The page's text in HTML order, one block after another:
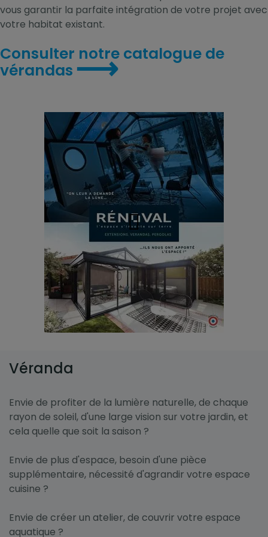
vous garantir la parfaite intégration de votre projet avec
votre habitat existant.
Consulter notre catalogue de
vérandas ⟶
Véranda
Envie de profiter de la lumière naturelle, de chaque
rayon de soleil, d'une large vision sur votre jardin, et
cela quelle que soit la saison ?
Envie de plus d'espace, besoin d'une pièce
supplémentaire, nécessité d'agrandir votre espace
cuisine ?
Envie de créer un atelier, de couvrir votre espace
aquatique ?